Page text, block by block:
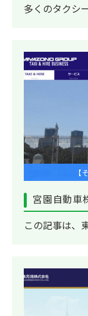
多くのタクシ
宮園自動車
この記事は、